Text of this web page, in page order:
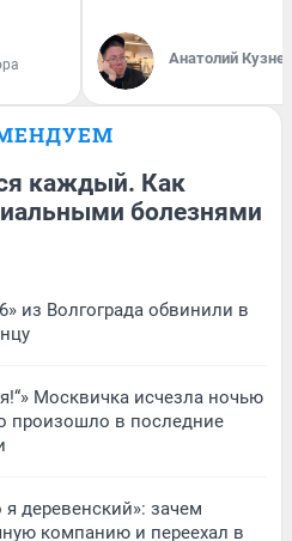
Анатолий
каждый. Как
болезнями
из Волгограда обвинили в
Москвичка исчезла ночью
произошло в последние
деревенский»: зачем
компанию и переехал в